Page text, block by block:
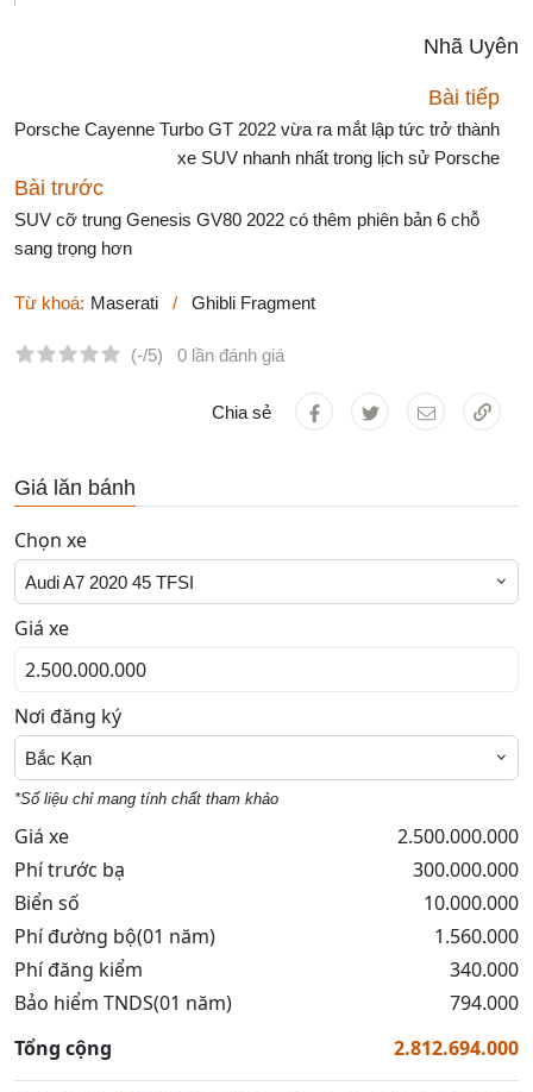
Nhã Uyên
Bài tiếp
Porsche Cayenne Turbo GT 2022 vừa ra mắt lập tức trở thành
xe SUV nhanh nhất trong lịch sử Porsche
Bài trước
SUV cỡ trung Genesis GV80 2022 có thêm phiên bản 6 chỗ
sang trọng hơn
Từ khoá: Maserati / Ghibli Fragment
(-/5) 0 lần đánh giá
Chia sẻ
Giá lăn bánh
Chọn xe
Audi A7 2020 45 TFSI
Giá xe
Nơi đăng ký
Bắc Kạn
*Số liệu chỉ mang tính chất tham khảo
Giá xe
2.500.000.000
Phí trước bạ
300.000.000
Biển số
10.000.000
Phí đường bộ(01 năm)
1.560.000
Phí đăng kiểm
340.000
Bảo hiểm TNDS(01 năm)
794.000
Tổng cộng
2.812.694.000